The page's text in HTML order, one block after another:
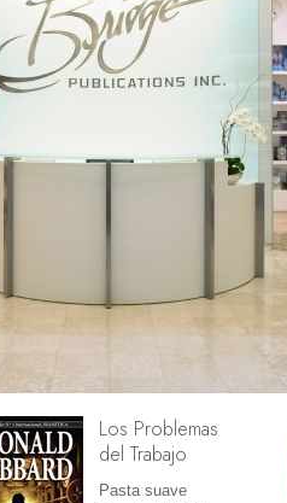
Los Problemas
del Trabajo
Pasta suave